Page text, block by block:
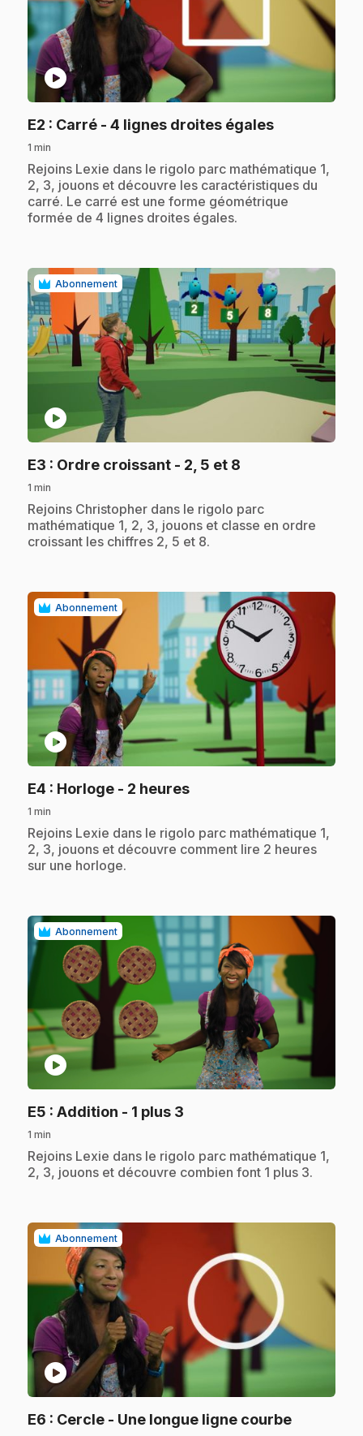
play_circle
E2 : Carré - 4 lignes droites égales.
1 min
.Rejoins Lexie dans le rigolo parc mathématique 1,
2, 3, jouons et découvre les caractéristiques du
carré. Le carré est une forme géométrique
formée de 4 lignes droites égales.
Abonnement
play_circle
E3 : Ordre croissant - 2, 5 et 8
1 min
.Rejoins Christopher dans le rigolo parc
mathématique 1, 2, 3, jouons et classe en ordre
croissant les chiffres 2, 5 et 8.
Abonnement
play_circle
E4 : Horloge - 2 heures.
1 min
.Rejoins Lexie dans le rigolo parc mathématique 1,
2, 3, jouons et découvre comment lire 2 heures
sur une horloge.
Abonnement
play_circle
E5 : Addition - 1 plus 3
1 min
.Rejoins Lexie dans le rigolo parc mathématique 1,
2, 3, jouons et découvre combien font 1 plus 3.
Abonnement
play_circle
E6 : Cercle - Une longue ligne courbe.